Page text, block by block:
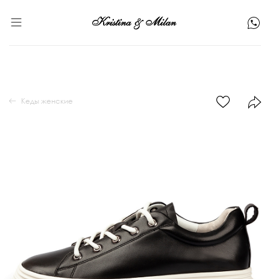
Кеды женские